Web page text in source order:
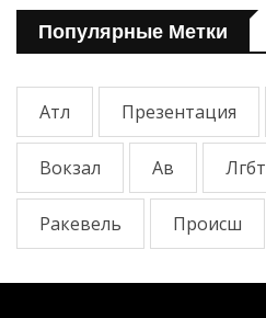
Популярные Метки
Атл Презентация
Вокзал Ав Лгбт
Ракевель Происш